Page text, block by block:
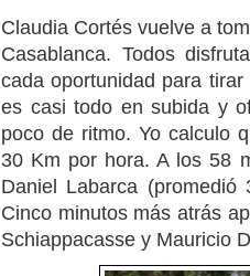
Claudia Cortés vuelve a
Casablanca. Todos
cada oportunidad para
es casi todo en subida y
poco de ritmo. Yo calculo
30 Km por hora. A los 58
Daniel Labarca
Cinco minutos más atrás
Schiappacasse y Mauricio